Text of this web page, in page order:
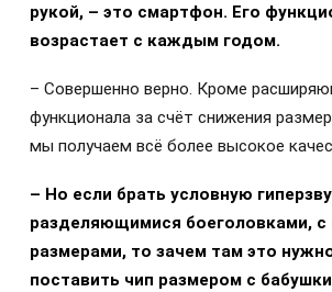
рукой, – это смартфон. Его
возрастает с каждым годом.
– Совершенно верно. Кроме
функционала за счёт снижения
мы получаем всё более высокое
– Но если брать условную
разделяющимися боеголовками,
размерами, то зачем там это
поставить чип размером с